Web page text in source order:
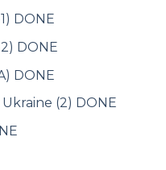
DONE
DONE
DONE
(2) DONE